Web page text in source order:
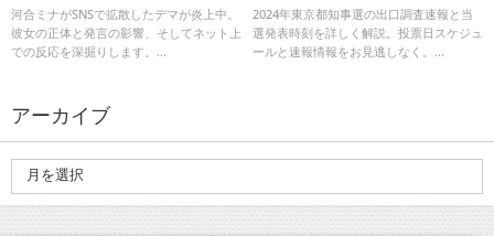
インフルエンサーの正体とは？
河合ミナがSNSで拡散したデマが炎上中。
彼女の正体と発言の影響、そしてネット上
での反応を深掘りします。...
2024年東京都知事選の出口調査速報と当
選発表時刻を詳しく解説。投票日スケジュ
ールと速報情報をお見逃しなく。...
アーカイブ